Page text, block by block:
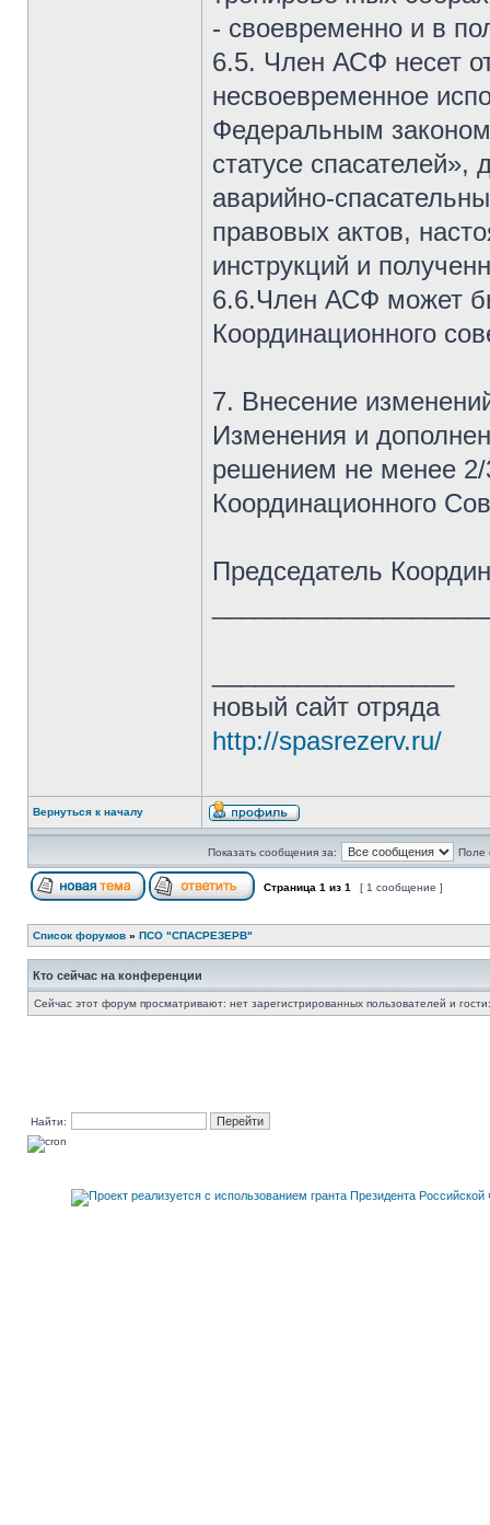
- своевременно и в
6.5. Член АСФ несет
несвоевременное
Федеральным
статусе
аварийно-
правовых актов,
инструкций и
6.6.Член АСФ может
Координационного
7. Внесение
Изменения и
решением не менее 2/
Координационного
Председатель
новый сайт отряда
http://spasrezerv.ru/
Вернуться к началу
Показать сообщения за: Поле
Страница 1 из 1 [ 1 сообщение ]
Список форумов » ПСО "СПАСРЕЗЕРВ"
Кто сейчас на конференции
Сейчас этот форум просматривают: нет зарегистрированных пользователей и
Найти: